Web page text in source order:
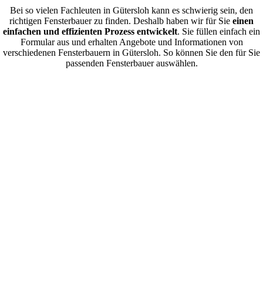
Bei so vielen Fachleuten in Gütersloh kann es schwierig sein, den
richtigen Fensterbauer zu finden. Deshalb haben wir für Sie einen
einfachen und effizienten Prozess entwickelt. Sie füllen einfach ein
Formular aus und erhalten Angebote und Informationen von
verschiedenen Fensterbauern in Gütersloh. So können Sie den für Sie
passenden Fensterbauer auswählen.